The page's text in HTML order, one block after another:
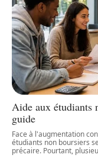
Aide aux étudiants
guide
Face à l'augmentation
étudiants non boursiers
précaire. Pourtant,